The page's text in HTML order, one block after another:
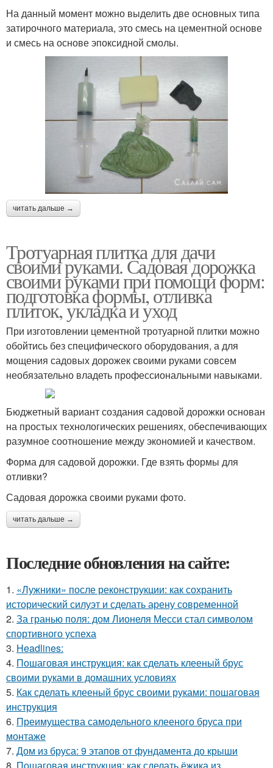
На данный момент можно выделить две основных типа
затирочного материала, это смесь на цементной основе
и смесь на основе эпоксидной смолы.
читать дальше →
Тротуарная плитка для дачи
своими руками. Садовая дорожка
своими руками при помощи форм:
подготовка формы, отливка
плиток, укладка и уход
При изготовлении цементной тротуарной плитки можно
обойтись без специфического оборудования, а для
мощения садовых дорожек своими руками совсем
необязательно владеть профессиональными навыками.
Бюджетный вариант создания садовой дорожки основан
на простых технологических решениях, обеспечивающих
разумное соотношение между экономией и качеством.
Форма для садовой дорожки. Где взять формы для
отливки?
Садовая дорожка своими руками фото.
читать дальше →
Последние обновления на сайте:
1. «Лужники» после реконструкции: как сохранить
исторический силуэт и сделать арену современной
2. За гранью поля: дом Лионеля Месси стал символом
спортивного успеха
3. Headlines:
4. Пошаговая инструкция: как сделать клееный брус
своими руками в домашних условиях
5. Как сделать клееный брус своими руками: пошаговая
инструкция
6. Преимущества самодельного клееного бруса при
монтаже
7. Дом из бруса: 9 этапов от фундамента до крыши